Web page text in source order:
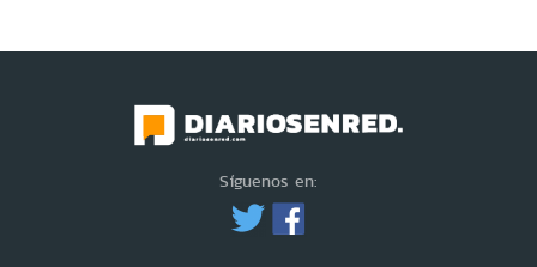
Síguenos en: